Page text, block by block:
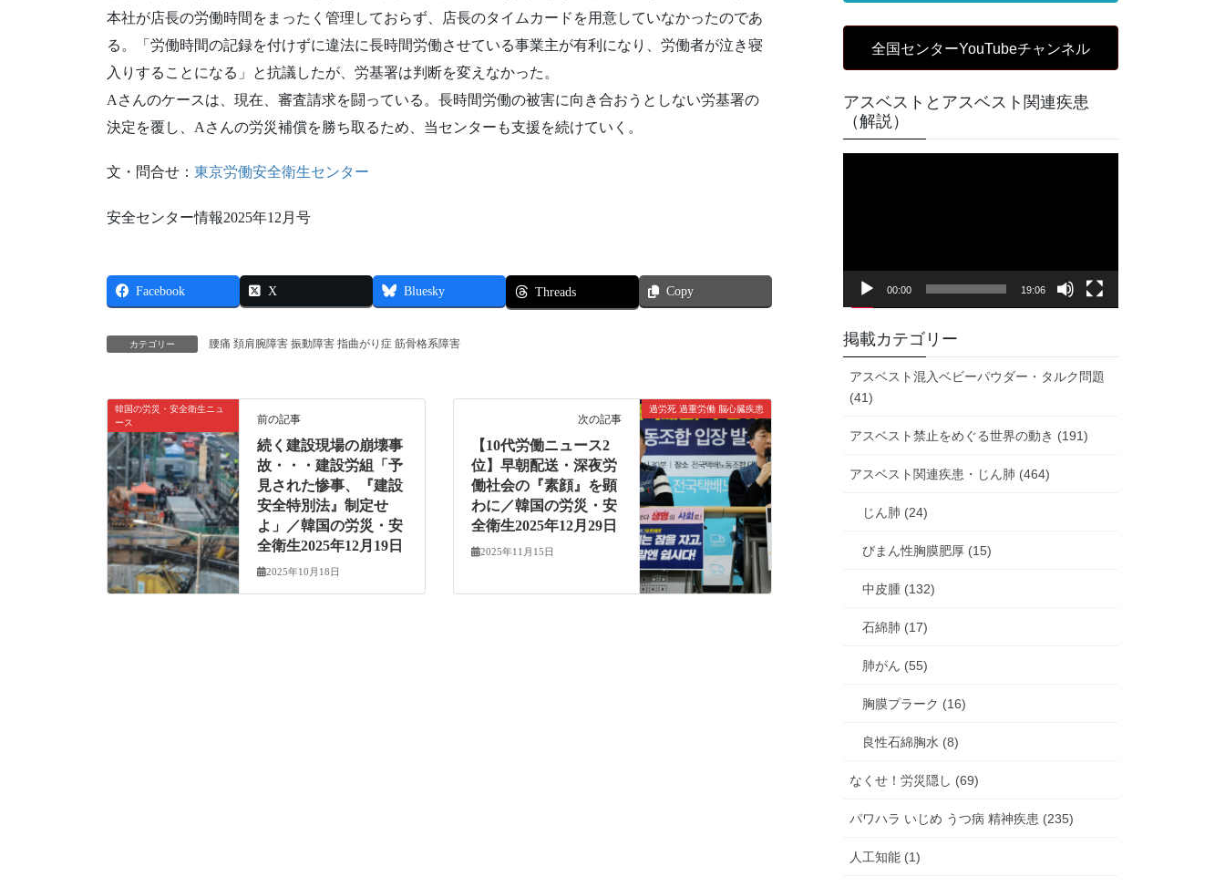
本社が店長の労働時間をまったく管理しておらず、店長のタイムカードを用意していなかったのであ
る。「労働時間の記録を付けずに違法に長時間労働させている事業主が有利になり、労働者が泣き寝
入りすることになる」と抗議したが、労基署は判断を変えなかった。
Aさんのケースは、現在、審査請求を闘っている。長時間労働の被害に向き合おうとしない労基署の
決定を覆し、Aさんの労災補償を勝ち取るため、当センターも支援を続けていく。
文・問合せ： 東京労働安全衛生センター
安全センター情報2025年12月号
Facebook X Bluesky Threads Copy
カテゴリー 腰痛 頚肩腕障害 振動障害 指曲がり症 筋骨格系障害
韓国の労災・安全衛生ニュ
ース
前の記事
続く建設現場の崩壊事
故・・・建設労組「予
見された惨事、『建設
安全特別法』制定せ
よ」／韓国の労災・安
全衛生2025年12月19日
2025年10月18日
過労死 過重労働 脳心臓疾患
次の記事
【10代労働ニュース2
位】早朝配送・深夜労
働社会の『素顔』を顕
わに／韓国の労災・安
全衛生2025年12月29日
2025年11月15日
全国センターYouTubeチャンネル
アスベストとアスベスト関連疾患
（解説）
ヤ
00:00 19:06
掲載カテゴリー
アスベスト混入ベビーパウダー・タルク問題
(41)
アスベスト禁止をめぐる世界の動き (191)
アスベスト関連疾患・じん肺 (464)
じん肺 (24)
びまん性胸膜肥厚 (15)
中皮腫 (132)
石綿肺 (17)
肺がん (55)
胸膜プラーク (16)
良性石綿胸水 (8)
なくせ！労災隠し (69)
パワハラ いじめ うつ病 精神疾患 (235)
人工知能 (1)